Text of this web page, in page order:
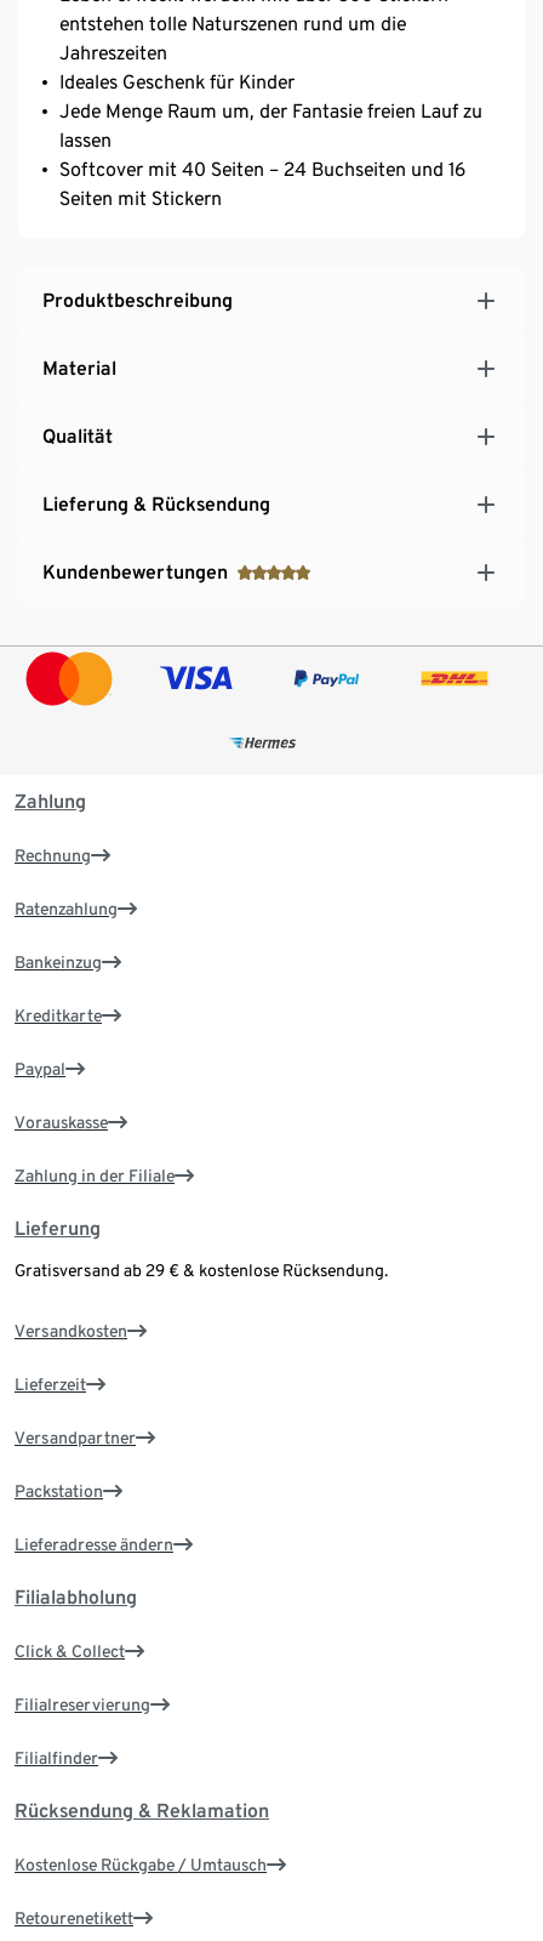
entstehen tolle Naturszenen rund um die
Jahreszeiten
Ideales Geschenk für Kinder
Jede Menge Raum um, der Fantasie freien Lauf zu
lassen
Softcover mit 40 Seiten – 24 Buchseiten und 16
Seiten mit Stickern
Produktbeschreibung
Material
Qualität
Lieferung & Rücksendung
Kundenbewertungen
Zahlung
Rechnung
Ratenzahlung
Bankeinzug
Kreditkarte
Paypal
Vorauskasse
Zahlung in der Filiale
Lieferung
Gratisversand ab 29 € & kostenlose Rücksendung.
Versandkosten
Lieferzeit
Versandpartner
Packstation
Lieferadresse ändern
Filialabholung
Click & Collect
Filialreservierung
Filialfinder
Rücksendung & Reklamation
Kostenlose Rückgabe / Umtausch
Retourenetikett